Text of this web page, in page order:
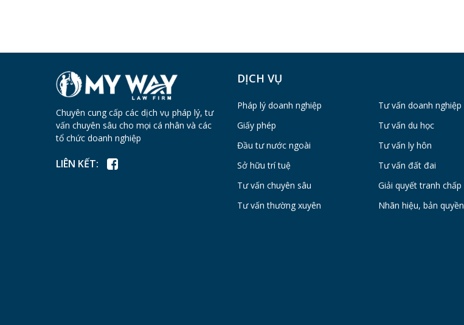
Chuyên cung cấp các dịch vụ pháp lý, tư
vấn chuyên sâu cho mọi cá nhân và các
tổ chức doanh nghiệp
LIÊN KẾT:
DỊCH VỤ
Pháp lý doanh nghiệp
Giấy phép
Đầu tư nước ngoài
Sở hữu trí tuệ
Tư vấn chuyên sâu
Tư vấn thường xuyên
Tư vấn doanh nghiệp
Tư vấn du học
Tư vấn ly hôn
Tư vấn đất đai
Giải quyết tranh chấp
Nhãn hiệu, bản quyền